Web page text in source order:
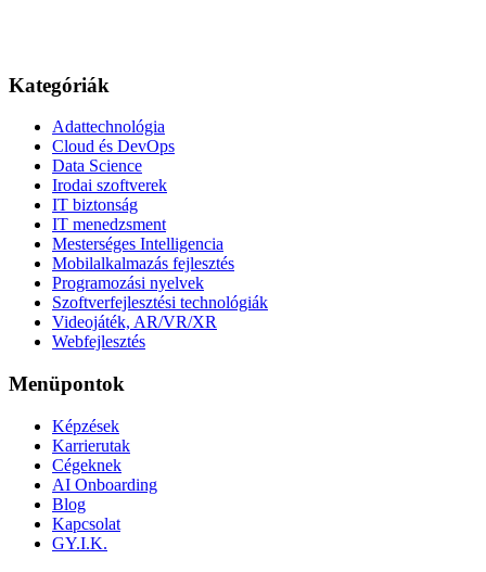
Kategóriák
Adattechnológia
Cloud és DevOps
Data Science
Irodai szoftverek
IT biztonság
IT menedzsment
Mesterséges Intelligencia
Mobilalkalmazás fejlesztés
Programozási nyelvek
Szoftverfejlesztési technológiák
Videojáték, AR/VR/XR
Webfejlesztés
Menüpontok
Képzések
Karrierutak
Cégeknek
AI Onboarding
Blog
Kapcsolat
GY.I.K.